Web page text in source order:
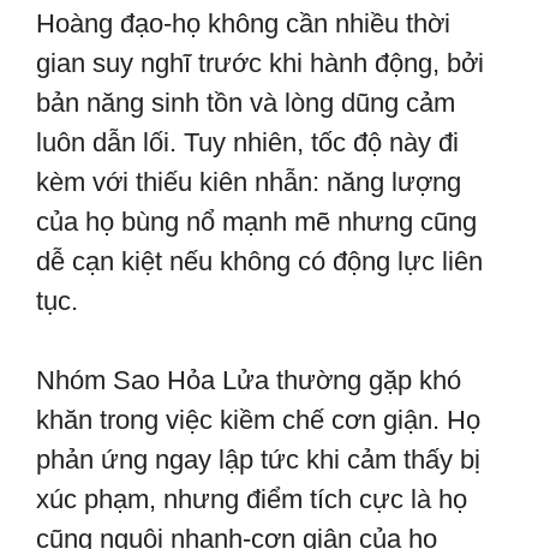
Hoàng đạo-họ không cần nhiều thời
gian suy nghĩ trước khi hành động, bởi
bản năng sinh tồn và lòng dũng cảm
luôn dẫn lối. Tuy nhiên, tốc độ này đi
kèm với thiếu kiên nhẫn: năng lượng
của họ bùng nổ mạnh mẽ nhưng cũng
dễ cạn kiệt nếu không có động lực liên
tục.
Nhóm Sao Hỏa Lửa thường gặp khó
khăn trong việc kiềm chế cơn giận. Họ
phản ứng ngay lập tức khi cảm thấy bị
xúc phạm, nhưng điểm tích cực là họ
cũng nguội nhanh-cơn giận của họ